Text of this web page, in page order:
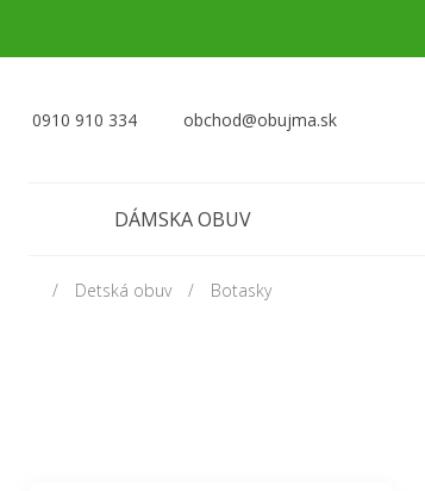
0910 910 334 obchod@obujma.sk
DÁMSKA OBUV
Detská obuv Botasky